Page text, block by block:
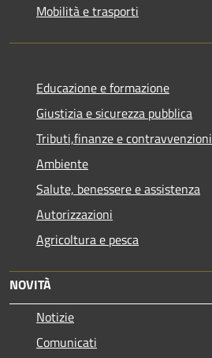
Mobilità e trasporti
Educazione e formazione
Giustizia e sicurezza pubblica
Tributi,finanze e contravvenzioni
Ambiente
Salute, benessere e assistenza
Autorizzazioni
Agricoltura e pesca
NOVITÀ
Notizie
Comunicati